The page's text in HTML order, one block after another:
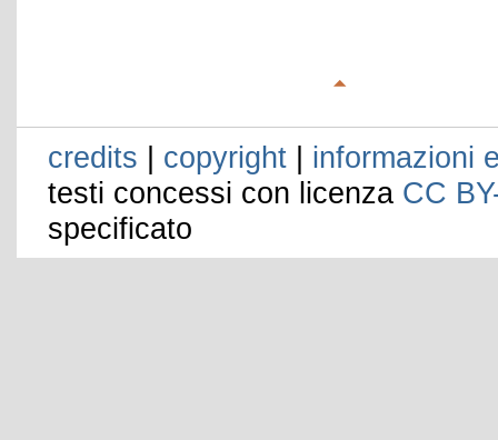
credits | copyright | informazioni
testi concessi con licenza CC
specificato